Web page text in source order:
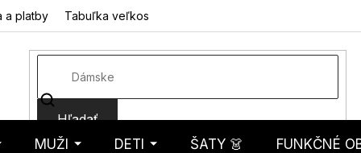
a platby Tabuľka veľkostí
Hľadať
MUŽI DETI ŠATY 👗 FUNKČNÉ